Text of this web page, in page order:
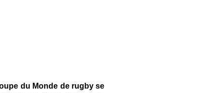
du Monde de rugby se